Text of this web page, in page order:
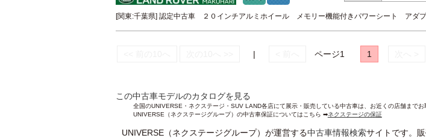
[関東:千葉県] 認定中古車 ２０インチアルミホイール メモリー機能付きパワーシート アダ
| ページ1 1
この中古車モデルのカタログを見る
全国のUNIVERSE・ネクステージ・SUV LAND各店にて展示・販売している中古車は、お近くの店舗までお
UNIVERSE（ネクステージグループ）の中古車保証についてはこちら ➡ネクステージの保証
UNIVERSE（ネクステージグループ）が運営する中古車情報検索サイトです。